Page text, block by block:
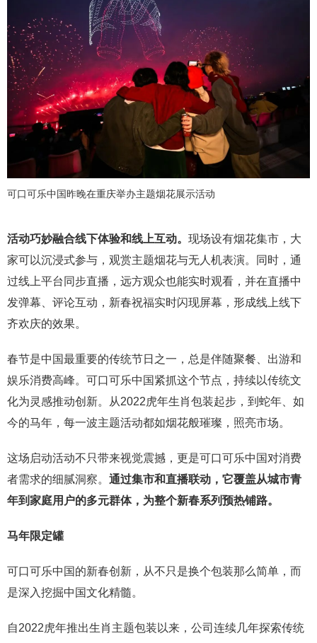
可口可乐中国昨晚在重庆举办主题烟花展示活动
活动巧妙融合线下体验和线上互动。 现场设有烟花集市，大
家可以沉浸式参与，观赏主题烟花与无人机表演。同时，通
过线上平台同步直播，远方观众也能实时观看，并在直播中
发弹幕、评论互动，新春祝福实时闪现屏幕，形成线上线下
齐欢庆的效果。
春节是中国最重要的传统节日之一，总是伴随聚餐、出游和
娱乐消费高峰。可口可乐中国紧抓这个节点，持续以传统文
化为灵感推动创新。从2022虎年生肖包装起步，到蛇年、如
今的马年，每一波主题活动都如烟花般璀璨，照亮市场。
这场启动活动不只带来视觉震撼，更是可口可乐中国对消费
者需求的细腻洞察。 通过集市和直播联动，它覆盖从城市青
年到家庭用户的多元群体，为整个新春系列预热铺路。
马年限定罐
可口可乐中国的新春创新，从不只是换个包装那么简单，而
是深入挖掘中国文化精髓。
自2022虎年推出生肖主题包装以来，公司连续几年探索传统